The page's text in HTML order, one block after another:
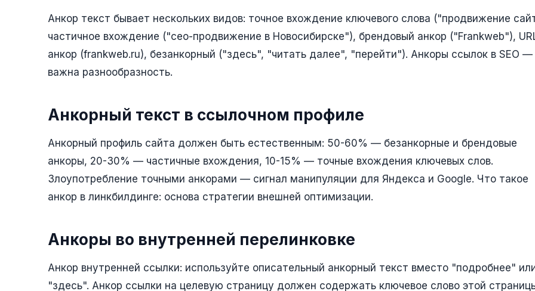
Анкор текст бывает нескольких видов: точное вхождение ключевого слова ("продвижение
частичное вхождение ("сео-продвижение в Новосибирске"), брендовый анкор ("Frankweb"),
анкор (frankweb.ru), безанкорный ("здесь", "читать далее", "перейти"). Анкоры ссылок в SEO —
важна разнообразность.
Анкорный текст в ссылочном профиле
Анкорный профиль сайта должен быть естественным: 50-60% — безанкорные и брендовые
анкоры, 20-30% — частичные вхождения, 10-15% — точные вхождения ключевых слов.
Злоупотребление точными анкорами — сигнал манипуляции для Яндекса и Google. Что такое
анкор в линкбилдинге: основа стратегии внешней оптимизации.
Анкоры во внутренней перелинковке
Анкор внутренней ссылки: используйте описательный анкорный текст вместо "подробнее"
"здесь". Анкор ссылки на целевую страницу должен содержать ключевое слово этой